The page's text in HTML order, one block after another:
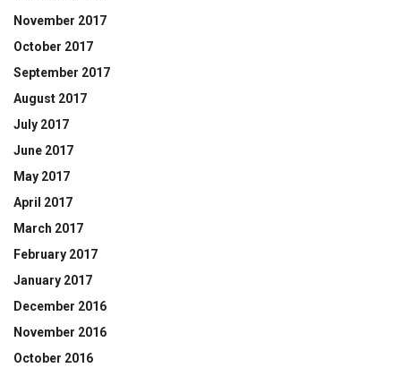
November 2017
October 2017
September 2017
August 2017
July 2017
June 2017
May 2017
April 2017
March 2017
February 2017
January 2017
December 2016
November 2016
October 2016